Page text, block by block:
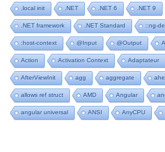
.local init .NET .NET 6 .NET 9
.NET framework .NET Standard ::ng-
:host-context @Input @Output
Action Activation Context Adaptateur
AfterViewInit agg aggregate
allows ref struct AMD Angular
angular universal ANSI AnyCPU